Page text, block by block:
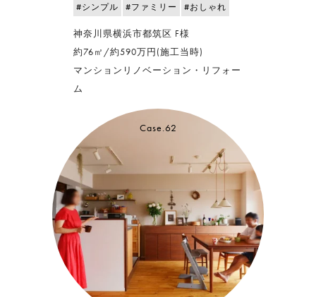
#シンプル
#ファミリー #おしゃれ
神奈川県横浜市都筑区 F様
約76㎡/約590万円(施工当時)
マンションリノベーション・リフォー
ム
Case.62